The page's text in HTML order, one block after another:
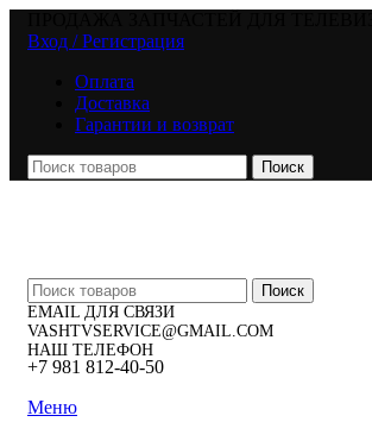
Вход / Регистрация
Оплата
Доставка
Гарантии и возврат
Поиск
Поиск
EMAIL ДЛЯ СВЯЗИ
VASHTVSERVICE@GMAIL.COM
НАШ ТЕЛЕФОН
+7 981 812-40-50
Меню